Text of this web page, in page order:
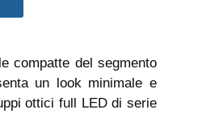
compatte del segmento
un look minimale e
ottici full LED di serie